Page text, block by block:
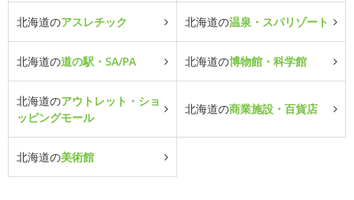
北海道のアスレチック 北海道の温泉・スパリゾート
北海道の道の駅・SA/PA 北海道の博物館・科学館
北海道のアウトレット・ショ
ッピングモール
北海道の商業施設・百貨店
北海道の美術館